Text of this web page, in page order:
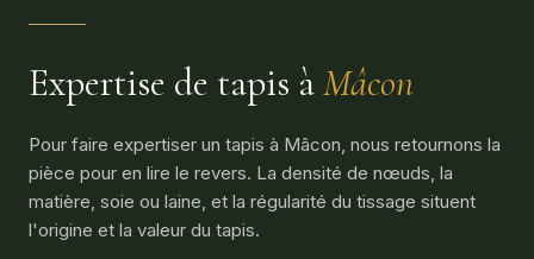
Expertise de tapis àMâcon
Pour faire expertiser un tapis à Mâcon, nous retournons la
pièce pour en lire le revers. La densité de nœuds, la
matière, soie ou laine, et la régularité du tissage situent
l'origine et la valeur du tapis.